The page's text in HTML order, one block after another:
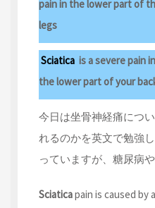
pain in the lower part of
legs
Sciatica is a severe pain
the lower part of your
今日は坐骨神経痛につ
れるのかを英文で勉強
っていますが、糖尿病
Sciaticapain is caused by